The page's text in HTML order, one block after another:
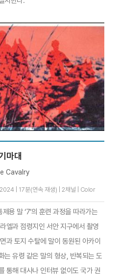
마대
Cavalry
| 17분(연속 재생) | 2채널 | Color
용 말 ‘7’의 훈련 과정을 따라가는
엘과 점령지인 서안 지구에서 촬영
과 토지 수탈에 말이 동원된 아카이
는 유령 같은 말의 형상, 반복되는 도
통해 대사나 인터뷰 없이도 국가 권